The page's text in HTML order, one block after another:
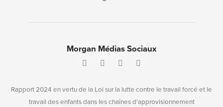
Morgan Médias Sociaux
Rapport 2024 en vertu de la Loi sur la lutte contre le travail forcé et le
travail des enfants dans les chaînes d'approvisionnement